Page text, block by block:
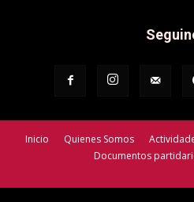
Inicio Quienes Somos
Documentos